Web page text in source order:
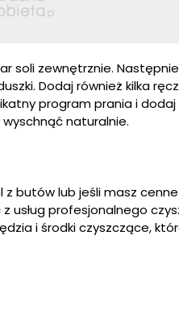
soli zewnętrznie.
Dodaj również kilka
program prania i dodaj
naturalnie.
z butów lub jeśli masz
usług profesjonalnego
i środki czyszczące,